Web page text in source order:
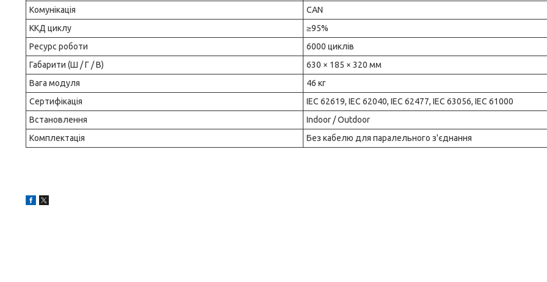
Комунікація
CAN
ККД циклу
≥95%
Ресурс роботи
6000 циклів
Габарити (Ш / Г / В)
630 × 185 × 320 мм
Вага модуля
46 кг
Сертифікація
IEC 62619, IEC 62040, IEC 62477, IEC 63056, IEC 61000
Встановлення
Indoor / Outdoor
Комплектація
Без кабелю для паралельного з'єднання